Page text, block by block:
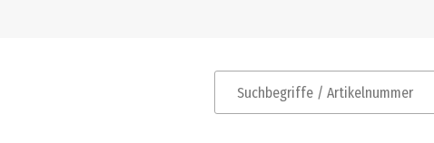
Suchbegriffe / Artikelnummer